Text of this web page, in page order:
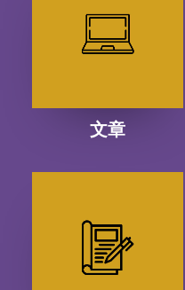
文章